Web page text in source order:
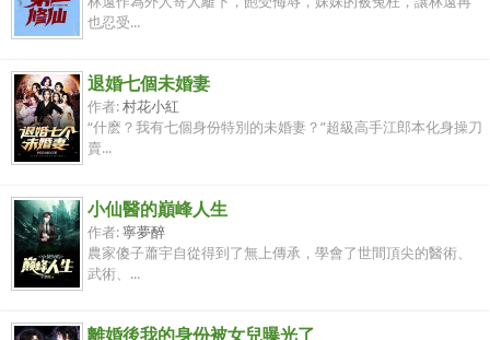
也忍受...
退婚七個未婚妻
作者:村花小紅
“什麽？我有七個身份特別的未婚妻？”超級高手江郎本化身操刀
賣...
小仙醫的巔峰人生
作者:寧夢醉
農家傻子蕭宇自從得到了無上傳承，學會了世間頂尖的醫術、
武術、...
離婚後我的身份被女兒曝光了